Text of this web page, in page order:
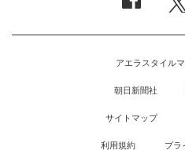
アエラスタイル
朝日新聞社
サイトマップ
利用規約 プラ